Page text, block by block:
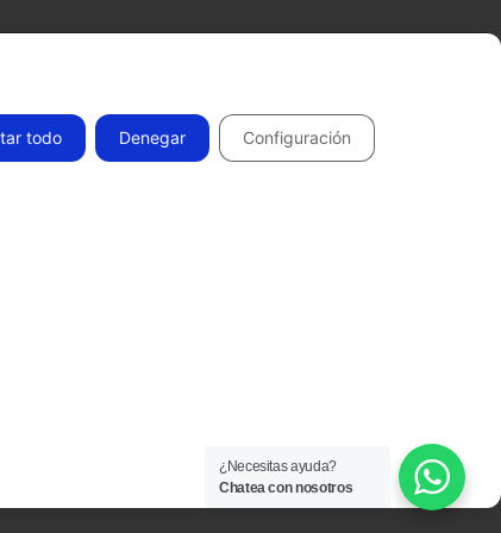
los derechos reservados 2026.
todo Denegar Configuración
¿Necesitas ayuda?
Chatea con nosotros